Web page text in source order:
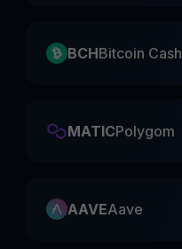
BCHBitcoin Cash
MATICPolygom
AAVEAave